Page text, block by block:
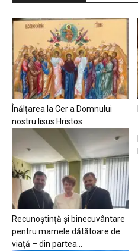
Înălțarea la Cer a Domnului
nostru Iisus Hristos
Recunoștință și binecuvântare
pentru mamele dătătoare de
viață – din partea...